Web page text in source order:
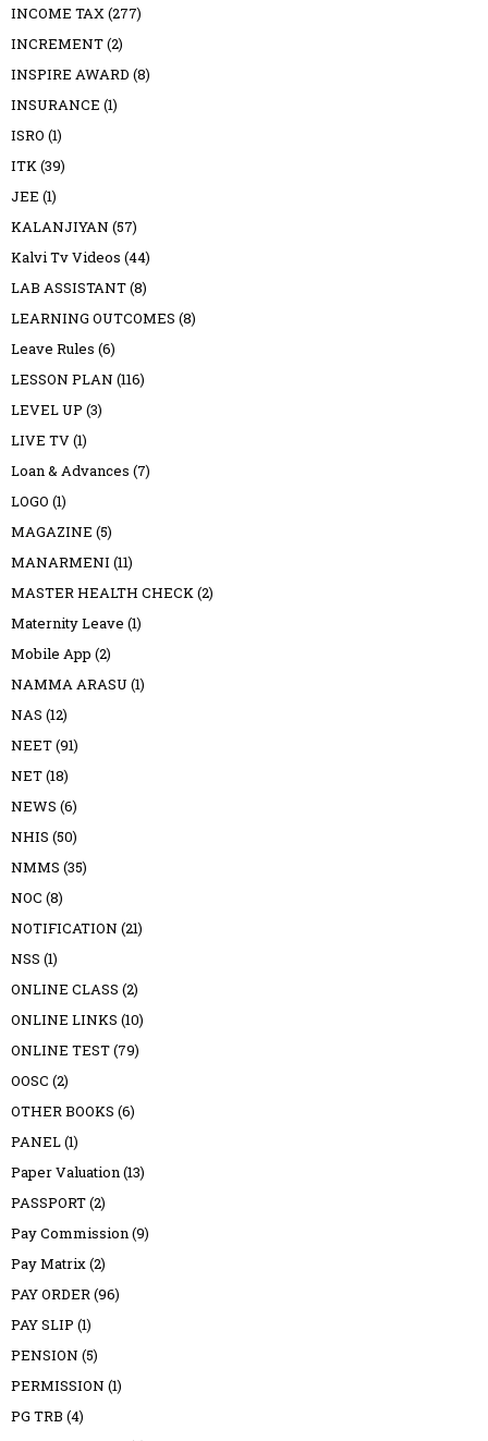
INCOME TAX(277)
INCREMENT(2)
INSPIRE AWARD (8)
INSURANCE (1)
ISRO (1)
ITK(39)
JEE (1)
KALANJIYAN (57)
Kalvi Tv Videos (44)
LAB ASSISTANT(8)
LEARNING OUTCOMES (8)
Leave Rules (6)
LESSON PLAN (116)
LEVEL UP (3)
LIVE TV(1)
Loan & Advances (7)
LOGO (1)
MAGAZINE (5)
MANARMENI (11)
MASTER HEALTH CHECK(2)
Maternity Leave (1)
Mobile App (2)
NAMMA ARASU (1)
NAS (12)
NEET(91)
NET(18)
NEWS (6)
NHIS (50)
NMMS (35)
NOC (8)
NOTIFICATION (21)
NSS (1)
ONLINE CLASS (2)
ONLINE LINKS (10)
ONLINE TEST(79)
OOSC (2)
OTHER BOOKS (6)
PANEL(1)
Paper Valuation(13)
PASSPORT(2)
Pay Commission(9)
Pay Matrix(2)
PAY ORDER(96)
PAY SLIP (1)
PENSION (5)
PERMISSION (1)
PG TRB (4)